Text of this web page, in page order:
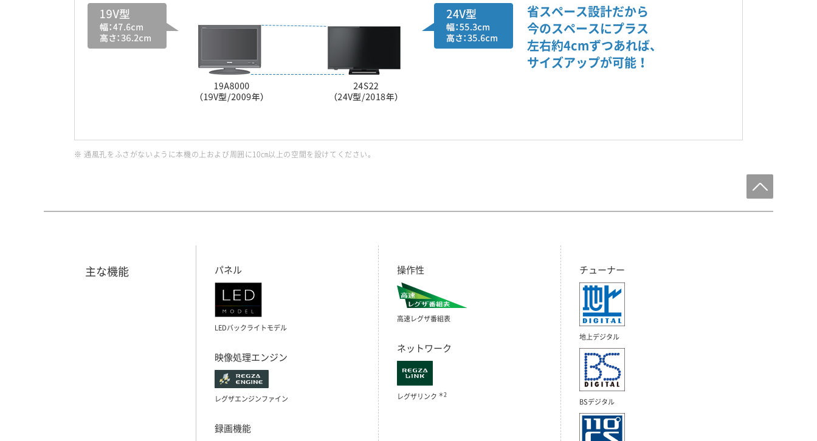
省スペース設計だから
今のスペースにプラス
左右約4cmずつあれば、
サイズアップが可能！
※ 通風孔をふさがないように本機の上および周囲に10㎝以上の空間を設けてください。
主な機能 パネル
LEDバックライトモデル
映像処理エンジン
レグザエンジンファイン
録画機能
操作性
高速レグザ番組表
ネットワーク
レグザリンク ＊2
チューナー
地上デジタル
BSデジタル